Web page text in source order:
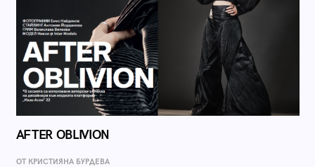
AFTER OBLIVION
ОТ КРИСТИЯНА БУРДЕВА